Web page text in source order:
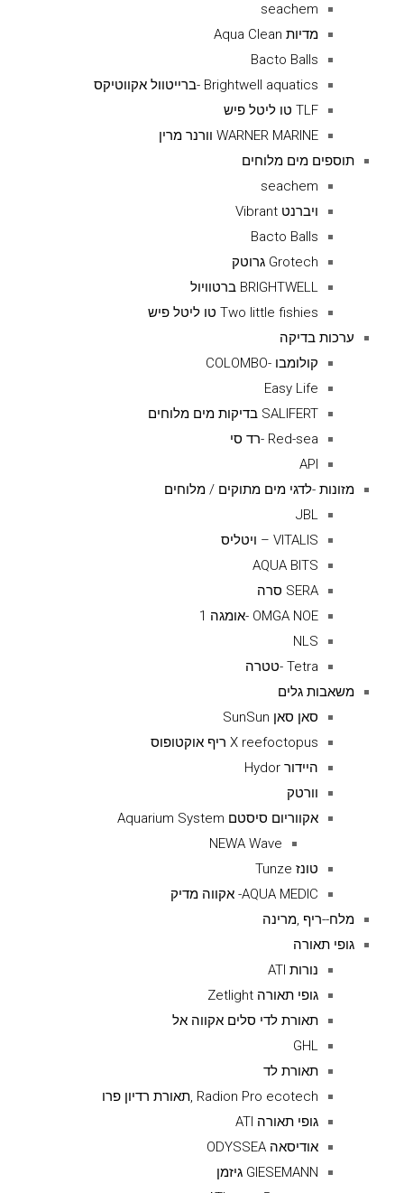
seachem
מדיות Aqua Clean
Bacto Balls
Brightwell aquatics -ברייטוול אקווטיקס
TLF טו ליטל פיש
WARNER MARINE וורנר מרין
תוספים מים מלוחים
seachem
ויברנט Vibrant
Bacto Balls
Grotech גרוטק
BRIGHTWELL ברטוויול
Two little fishies טו ליטל פיש
ערכות בדיקה
קולומבו -COLOMBO
Easy Life
SALIFERT בדיקות מים מלוחים
Red-sea -רד סי
API
מזונות -לדגי מים מתוקים / מלוחים
JBL
VITALIS – ויטליס
AQUA BITS
SERA סרה
OMGA NOE -אומגה 1
NLS
Tetra -טטרה
משאבות גלים
סאן סאן SunSun
X reefoctopus ריף אוקטופוס
היידור Hydor
וורטק
אקווריום סיסטם Aquarium System
NEWA Wave
טונז Tunze
AQUA MEDIC- אקווה מדיק
מלח--ריף ,מרינה
גופי תאורה
נורות ATI
גופי תאורה Zetlight
תאורת לדי סלים אקווה אל
GHL
תאורת לד
Radion Pro ecotech ,תאורת רדיון פרו
גופי תאורה ATI
אודיסאה ODYSSEA
GIESEMANN גיזמן